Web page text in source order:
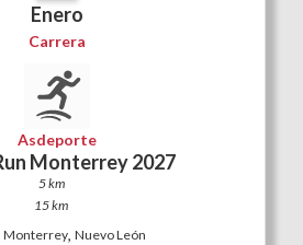
Enero
Carrera
Asdeporte
Monterrey 2027
5 km
15 km
Monterrey, Nuevo León